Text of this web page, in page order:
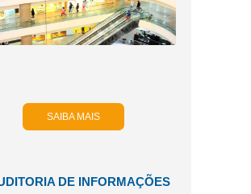
SAIBA MAIS
DE INFORMAÇÕES